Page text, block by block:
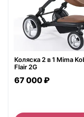
Коляска 2 в 1 Mima Kobi
Flair 2G
67 000 ₽